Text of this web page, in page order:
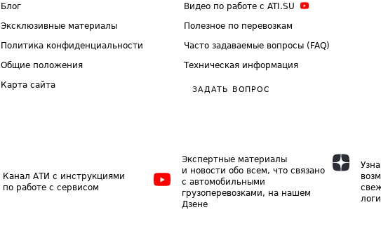
Блог
Эксклюзивные материалы
Политика конфиденциальности
Общие положения
Карта сайта
Видео по работе с ATI.SU
Полезное по перевозкам
Часто задаваемые вопросы (FAQ)
Техническая информация
ЗАДАТЬ ВОПРОС
Канал АТИ с инструкциями
по работе с сервисом
Экспертные материалы
и новости обо всем, что связано
с автомобильными
грузоперевозками, на нашем
Дзене